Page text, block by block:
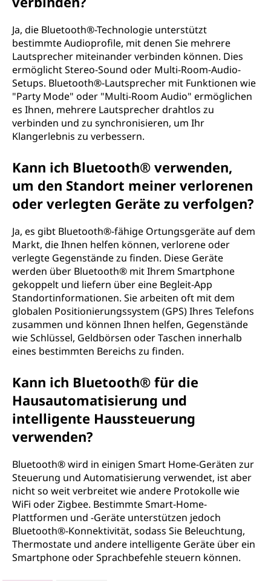
Ja, die Bluetooth®-Technologie unterstützt
bestimmte Audioprofile, mit denen Sie mehrere
Lautsprecher miteinander verbinden können. Dies
ermöglicht Stereo-Sound oder Multi-Room-Audio-
Setups. Bluetooth®-Lautsprecher mit Funktionen wie
"Party Mode" oder "Multi-Room Audio" ermöglichen
es Ihnen, mehrere Lautsprecher drahtlos zu
verbinden und zu synchronisieren, um Ihr
Klangerlebnis zu verbessern.
Kann ich Bluetooth® verwenden,
um den Standort meiner verlorenen
oder verlegten Geräte zu verfolgen?
Ja, es gibt Bluetooth®-fähige Ortungsgeräte auf dem
Markt, die Ihnen helfen können, verlorene oder
verlegte Gegenstände zu finden. Diese Geräte
werden über Bluetooth® mit Ihrem Smartphone
gekoppelt und liefern über eine Begleit-App
Standortinformationen. Sie arbeiten oft mit dem
globalen Positionierungssystem (GPS) Ihres Telefons
zusammen und können Ihnen helfen, Gegenstände
wie Schlüssel, Geldbörsen oder Taschen innerhalb
eines bestimmten Bereichs zu finden.
Kann ich Bluetooth® für die
Hausautomatisierung und
intelligente Haussteuerung
verwenden?
Bluetooth® wird in einigen Smart Home-Geräten zur
Steuerung und Automatisierung verwendet, ist aber
nicht so weit verbreitet wie andere Protokolle wie
WiFi oder Zigbee. Bestimmte Smart-Home-
Plattformen und -Geräte unterstützen jedoch
Bluetooth®-Konnektivität, sodass Sie Beleuchtung,
Thermostate und andere intelligente Geräte über ein
Smartphone oder Sprachbefehle steuern können.